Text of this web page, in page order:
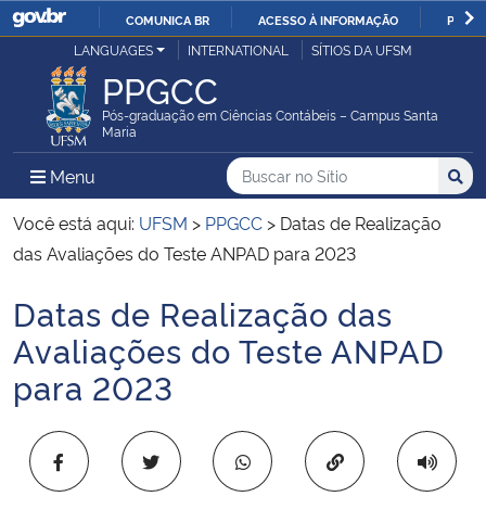
IR
O
COMUNICA BR ACESSO À INFORMAÇÃO
Ministério da Justiça e Segurança Pública
Ministério da Defesa
Ministério das Relações Exteriores
Ministério da Infraestrutura
Ministério da Agricultura, Pecuária e Abastecimento
Ministério da Educação
LANGUAGES INTERNATIONAL SÍTIOS DA UFSM
PPGCC
Pós-graduação em Ciências Contábeis – Campus Santa
Maria
Menu Menu Principal do Sítio
Busca
Buscar no no Sítio
Busca:
Você está aqui: UFSM > PPGCC > Datas de Realização
das Avaliações do Teste ANPAD para 2023
Início do conteúdo
Datas de Realização das
Avaliações do Teste ANPAD
para 2023
Copiar para área